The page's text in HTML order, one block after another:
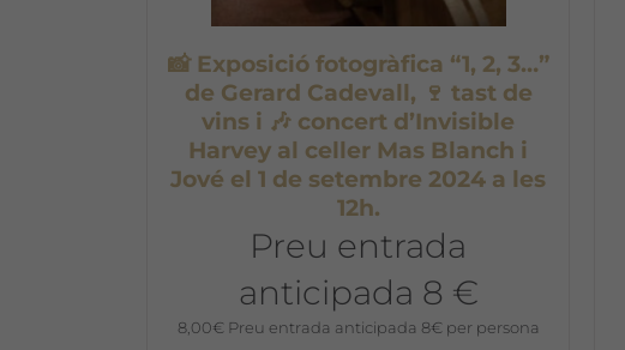
📸 Exposició fotogràfica “1, 2, 3…”
de Gerard Cadevall, 🍷 tast de
vins i 🎶 concert d’Invisible
Harvey al celler Mas Blanch i
Jové el 1 de setembre 2024 a les
12h.
Preu entrada
anticipada 8 €
8,00€ Preu entrada anticipada 8€ per persona